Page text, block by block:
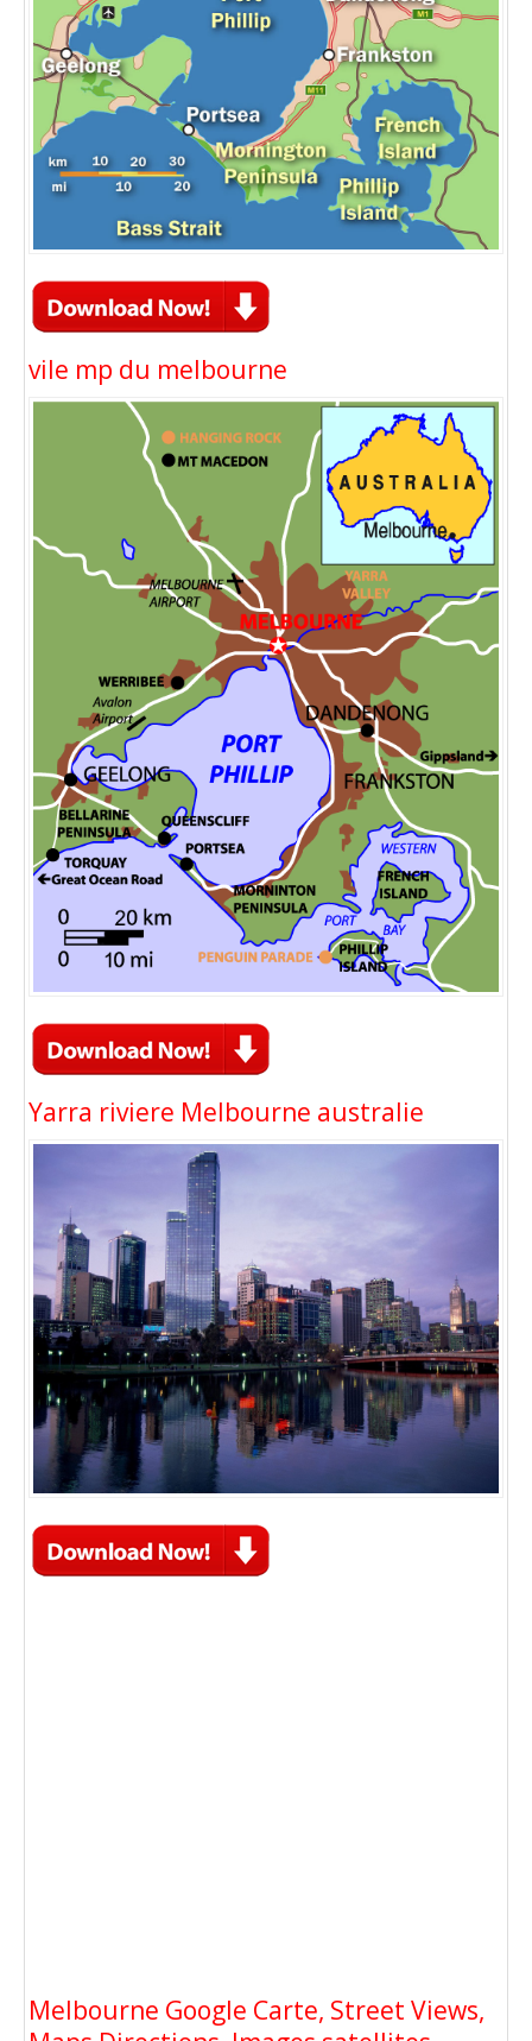
vile mp du melbourne
Yarra riviere Melbourne australie
Melbourne Google Carte, Street Views,